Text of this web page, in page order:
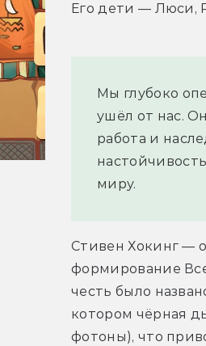
Его дети — Люси,
Мы глубоко
ушёл от нас.
работа и
миру.
Стивен Хокинг —
формирование
честь было
котором чёрная
фотоны), что